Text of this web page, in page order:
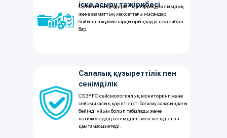
іске асыру тәжірибесі
Орталықтың өндірістік, инфрақұрылымдық
және азаматтық мақсаттағы нысандар
бойынша жұмыстарды орындауда тәжірибесі
бар.
Салалық құзыреттілік пен
сенімділік
СБЗҰҒО сейсмологиялық мониторинг және
сейсмикалық қауіптілікті бағалау саласындағы
бейінді ұйым болып табылады және
нәтижелердің сенімділігі мен негізділігін
қамтамасыз етеді.